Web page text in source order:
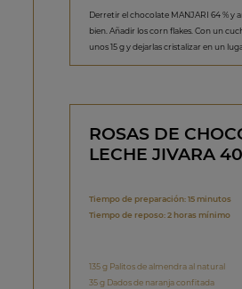
Derretir el chocolate MANJARI 64 % y
bien. Añadir los corn flakes. Con un
unos 15 g y dejarlas cristalizar en un
ROSAS DE
LECHE JIVARA
Tiempo de preparación: 15 minutos
Tiempo de reposo: 2 horas mínimo
135 g Palitos de almendra al natural
35 g Dados de naranja confitada